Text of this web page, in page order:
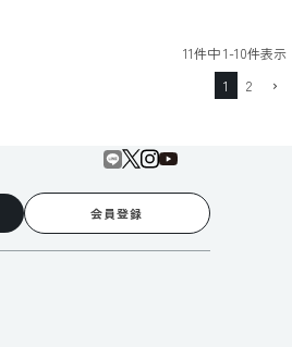
11件中1-10件表示
1
2
会員登録